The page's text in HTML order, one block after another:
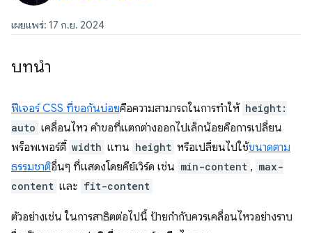
เผยแพร่: 17 ก.ย. 2024
บทนำ
ฟีเจอร์ CSS ที่ขอกันบ่อยคือความสามารถในการทำให้ height:
auto เคลื่อนไหว คําขอที่แตกต่างออกไปเล็กน้อยคือการเปลี่ยน
พร็อพเพอร์ตี้ width แทน height หรือเปลี่ยนไปใช้ขนาดตาม
ธรรมชาติอื่นๆ ที่แสดงโดยคีย์เวิร์ด เช่น min-content , max-
content และ fit-content
ตัวอย่างเช่น ในการสาธิตต่อไปนี้ ป้ายกำกับควรเคลื่อนไหวอย่างราบ